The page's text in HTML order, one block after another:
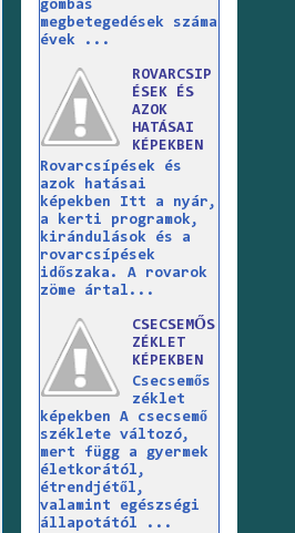
gombás
megbetegedések száma
évek ...
ROVARCSIP
ÉSEK ÉS
AZOK
HATÁSAI
KÉPEKBEN
Rovarcsípések és
azok hatásai
képekben Itt a nyár,
a kerti programok,
kirándulások és a
rovarcsípések
időszaka. A rovarok
zöme ártal...
CSECSEMŐS
ZÉKLET
KÉPEKBEN
Csecsemős
zéklet
képekben A csecsemő
széklete változó,
mert függ a gyermek
életkorától,
étrendjétől,
valamint egészségi
állapotától ...